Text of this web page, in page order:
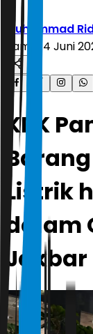
Muhammad
Kamis, 4 Juni
KPK
Listrik
dalam
Jakbar